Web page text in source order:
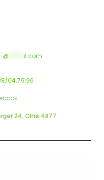
@ il.com
04.79.96
24, Olne 4877